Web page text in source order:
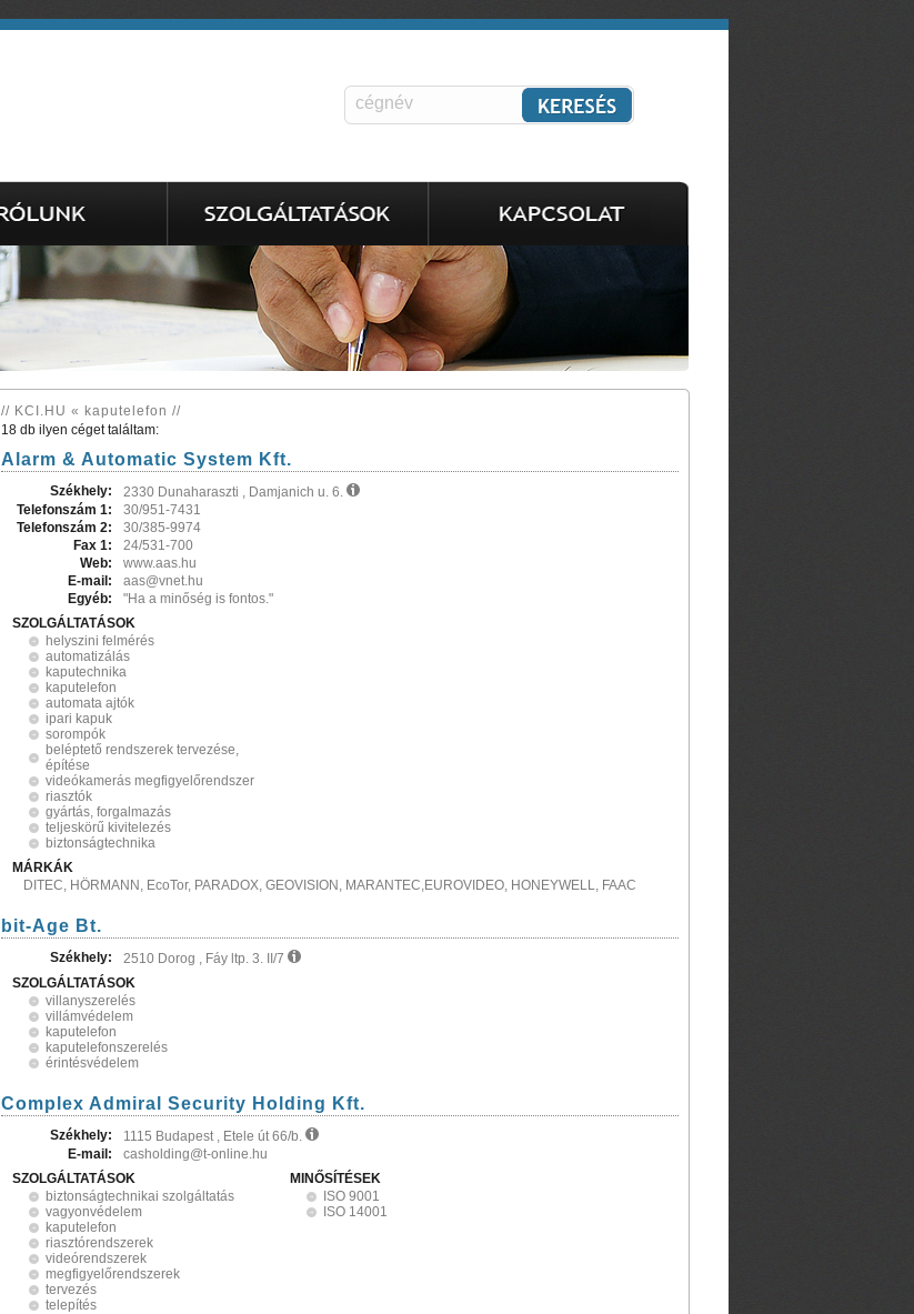
// KCI.HU « kaputelefon //
18 db ilyen céget találtam:
Alarm & Automatic System Kft.
Székhely:
2330 Dunaharaszti , Damjanich u. 6.
Telefonszám 1:
30/951-7431
Telefonszám 2:
30/385-9974
Fax 1:
24/531-700
Web:
www.aas.hu
E-mail:
aas@vnet.hu
Egyéb:
"Ha a minőség is fontos."
SZOLGÁLTATÁSOK
helyszini felmérés
automatizálás
kaputechnika
kaputelefon
automata ajtók
ipari kapuk
sorompók
beléptető rendszerek tervezése,
építése
videókamerás megfigyelőrendszer
riasztók
gyártás, forgalmazás
teljeskörű kivitelezés
biztonságtechnika
MÁRKÁK
DITEC, HÖRMANN, EcoTor, PARADOX, GEOVISION, MARANTEC,EUROVIDEO, HONEYWELL, FAAC
bit-Age Bt.
Székhely:
2510 Dorog , Fáy ltp. 3. II/7
SZOLGÁLTATÁSOK
villanyszerelés
villámvédelem
kaputelefon
kaputelefonszerelés
érintésvédelem
Complex Admiral Security Holding Kft.
Székhely:
1115 Budapest , Etele út 66/b.
E-mail:
casholding@t-online.hu
SZOLGÁLTATÁSOK
biztonságtechnikai szolgáltatás
vagyonvédelem
kaputelefon
riasztórendszerek
videórendszerek
megfigyelőrendszerek
tervezés
telepítés
MINŐSÍTÉSEK
ISO 9001
ISO 14001